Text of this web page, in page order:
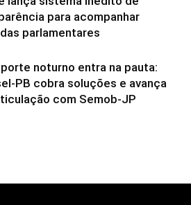
para acompanhar
parlamentares
noturno entra na pauta:
PB cobra soluções e avança
com Semob-JP